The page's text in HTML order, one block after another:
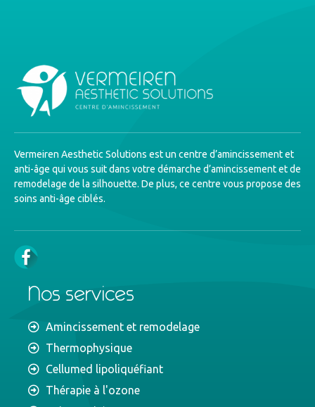
Vermeiren Aesthetic Solutions est un centre d’amincissement et
anti-âge qui vous suit dans votre démarche d’amincissement et de
remodelage de la silhouette. De plus, ce centre vous propose des
soins anti-âge ciblés.
Nos services
Amincissement et remodelage
Thermophysique
Cellumed lipoliquéfiant
Thérapie à l'ozone